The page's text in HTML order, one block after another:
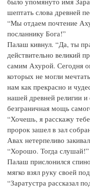
шептать слова древней
“Мы отдаем почтение
посланнику Бога!”
Палаш кивнул. “Да, ты
действительно великий
самим Ахурой. Сегодня
которых не могли
нам как прекрасно и
нашей древней религии
безграничная мощь
“Хочешь, я расскажу
пророк зашел в зал
Авах нетерпеливо
“Хорошо. Тогда слушай!”
Палаш прислонился
мягко взял руку своей
“Заратустра рассказал